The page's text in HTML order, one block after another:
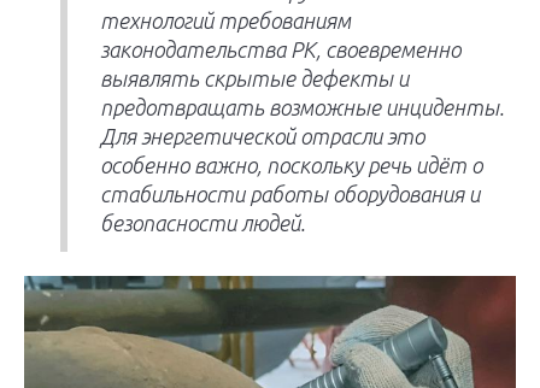
технологий требованиям
законодательства РК, своевременно
выявлять скрытые дефекты и
предотвращать возможные инциденты.
Для энергетической отрасли это
особенно важно, поскольку речь идёт о
стабильности работы оборудования и
безопасности людей.